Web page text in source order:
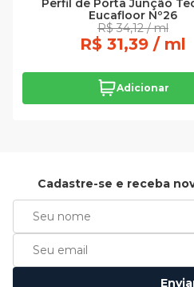
Perfil de Porta Junção
Eucafloor Nº26
R$ 34,12 / ml
R$ 31,39 / ml
Adicionar
Cadastre-se e receba